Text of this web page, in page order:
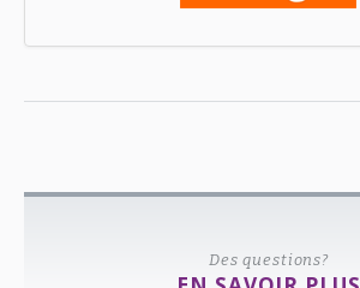
Des questions?